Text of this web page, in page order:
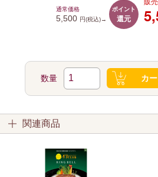
通常価格
5,500 円(税込)→
ポイント
還元
販
数量 カ
関連商品